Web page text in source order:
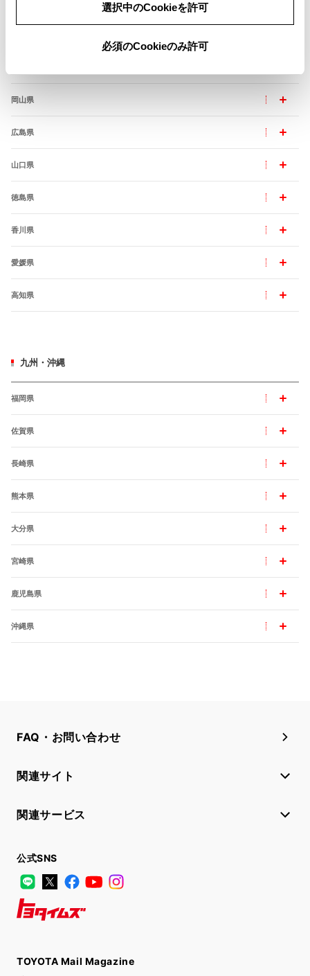
選択中のCookieを許可
必須のCookieのみ許可
岡山県
広島県
山口県
徳島県
香川県
愛媛県
高知県
九州・沖縄
福岡県
佐賀県
長崎県
熊本県
大分県
宮崎県
鹿児島県
沖縄県
FAQ・お問い合わせ
関連サイト
関連サービス
公式SNS
LINE
X FacebookYouTube
TOYOTA Mail Magazine